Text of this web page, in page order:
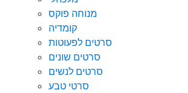
מנוחה פוקס
קומדיה
סרטים לפעוטות
סרטים שונים
סרטים לנשים
סרטי טבע